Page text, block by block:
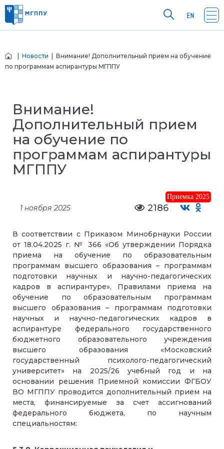
Новости | Внимание! Дополнительный прием на обучение
по программам аспирантуры МГППУ
Внимание!
Дополнительный прием
на обучение по
программам аспирантуры
МГППУ
Приемка 2025
1 ноября 2025 2186
В соответствии с Приказом Минобрнауки России
от 18.04.2025 г. № 366 «Об утверждении Порядка
приема на обучение по образовательным
программам высшего образования – программам
подготовки научных и научно-педагогических
кадров в аспирантуре», Правилами приема на
обучение по образовательным программам
высшего образования – программам подготовки
научных и научно-педагогических кадров в
аспирантуре федерального государственного
бюджетного образовательного учреждения
высшего образования «Московский
государственный психолого-педагогический
университет» на 2025/26 учебный год и на
основании решения Приемной комиссии ФГБОУ
ВО МГППУ проводится дополнительный прием на
места, финансируемые за счет ассигнований
федерального бюджета, по научным
специальностям: